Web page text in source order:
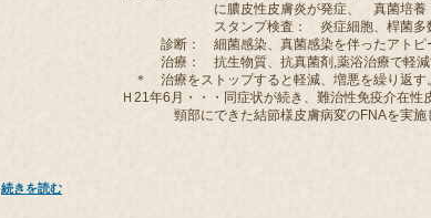
に膿皮性皮膚炎が発症、 真菌培養（+）、
スタンプ検査： 炎症細胞、桿菌多
診断： 細菌感染、真菌感染を伴ったアトピー性
治療： 抗生物質、抗真菌剤,薬浴治療で軽減
＊ 治療をストップすると軽減、増悪を繰り返す。
Ｈ21年6月・・・同症状が続き、難治性免疫介在性皮膚疾
頸部にできた結節様皮膚病変のFNAを実施しま
続きを読む